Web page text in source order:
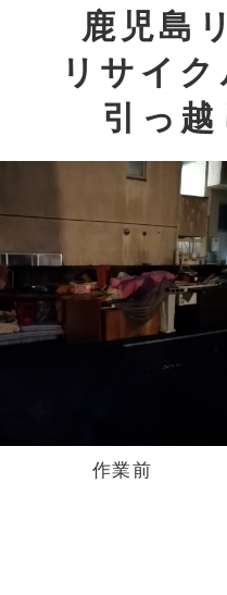
鹿児島
リサイ
引っ
作業前